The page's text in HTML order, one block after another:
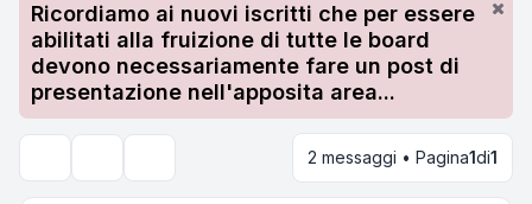
Ricordiamo ai nuovi iscritti che per essere
abilitati alla fruizione di tutte le board
devono necessariamente fare un post di
presentazione nell'apposita area...
2 messaggi • Pagina1di1